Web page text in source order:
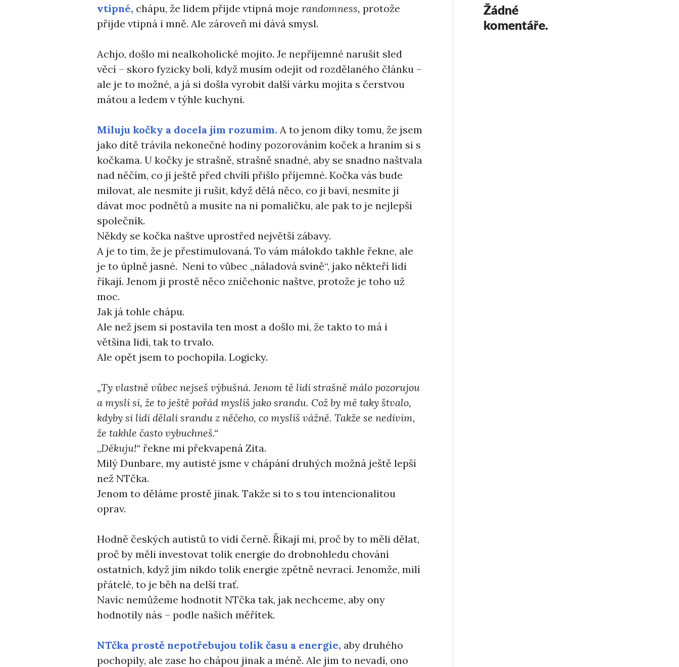
vtipné, chápu, že lidem přijde vtipná moje randomness, protože
přijde vtipná i mně. Ale zároveň mi dává smysl.
Achjo, došlo mi nealkoholické mojito. Je nepříjemné narušit sled
věcí – skoro fyzicky bolí, když musím odejít od rozdělaného článku –
ale je to možné, a já si došla vyrobit další várku mojita s čerstvou
mátou a ledem v týhle kuchyni.
Miluju kočky a docela jim rozumím. A to jenom díky tomu, že jsem
jako dítě trávila nekonečné hodiny pozorováním koček a hraním si s
kočkama. U kočky je strašně, strašně snadné, aby se snadno naštvala
nad něčím, co jí ještě před chvílí přišlo příjemné. Kočka vás bude
milovat, ale nesmíte ji rušit, když dělá něco, co ji baví, nesmíte jí
dávat moc podnětů a musíte na ni pomaličku, ale pak to je nejlepší
společník.
Někdy se kočka naštve uprostřed největší zábavy.
A je to tím, že je přestimulovaná. To vám málokdo takhle řekne, ale
je to úplně jasné. Není to vůbec „náladová svině“, jako někteří lidi
říkají. Jenom ji prostě něco zničehonic naštve, protože je toho už
moc.
Jak já tohle chápu.
Ale než jsem si postavila ten most a došlo mi, že takto to má i
většina lidí, tak to trvalo.
Ale opět jsem to pochopila. Logicky.
„Ty vlastně vůbec nejseš výbušná. Jenom tě lidi strašně málo pozorujou
a myslí si, že to ještě pořád myslíš jako srandu. Což by mě taky štvalo,
kdyby si lidi dělali srandu z něčeho, co myslíš vážně. Takže se nedivím,
že takhle často vybuchneš.“
„Děkuju!“ řekne mi překvapená Zita.
Milý Dunbare, my autisté jsme v chápání druhých možná ještě lepší
než NTčka.
Jenom to děláme prostě jinak. Takže si to s tou intencionalitou
oprav.
Hodně českých autistů to vidí černě. Říkají mi, proč by to měli dělat,
proč by měli investovat tolik energie do drobnohledu chování
ostatních, když jim nikdo tolik energie zpětně nevrací. Jenomže, milí
přátelé, to je běh na delší trať.
Navíc nemůžeme hodnotit NTčka tak, jak nechceme, aby ony
hodnotily nás – podle našich měřítek.
NTčka prostě nepotřebujou tolik času a energie, aby druhého
pochopily, ale zase ho chápou jinak a méně. Ale jim to nevadí, ono
Žádné
komentáře.